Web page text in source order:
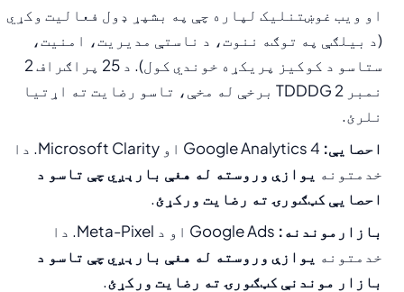
او ویب غوښتنلیک لپاره چې په بشپړ ډول فعالیت وکړي
(د بیلګې په توګه ننوت، د ناستې مدیریت، امنیت،
ستاسو د کوکیز پریکړه خوندي کول). د 25 پراګراف 2
نمبر 2 TDDDG برخې له مخې، تاسو رضايت ته اړتیا
نلرئ.
احصایې:
Google Analytics 4 او Microsoft Clarity. دا
خدمتونه یوازې وروسته له هغې بارېږي چې تاسو د
احصایې کټګورۍ ته رضایت ورکړئ.
بازارموندنه:
Google Ads او د Meta-Pixel. دا
خدمتونه یوازې وروسته له هغې بارېږي چې تاسو د
بازار موندنې کټګورۍ ته رضایت ورکړئ.